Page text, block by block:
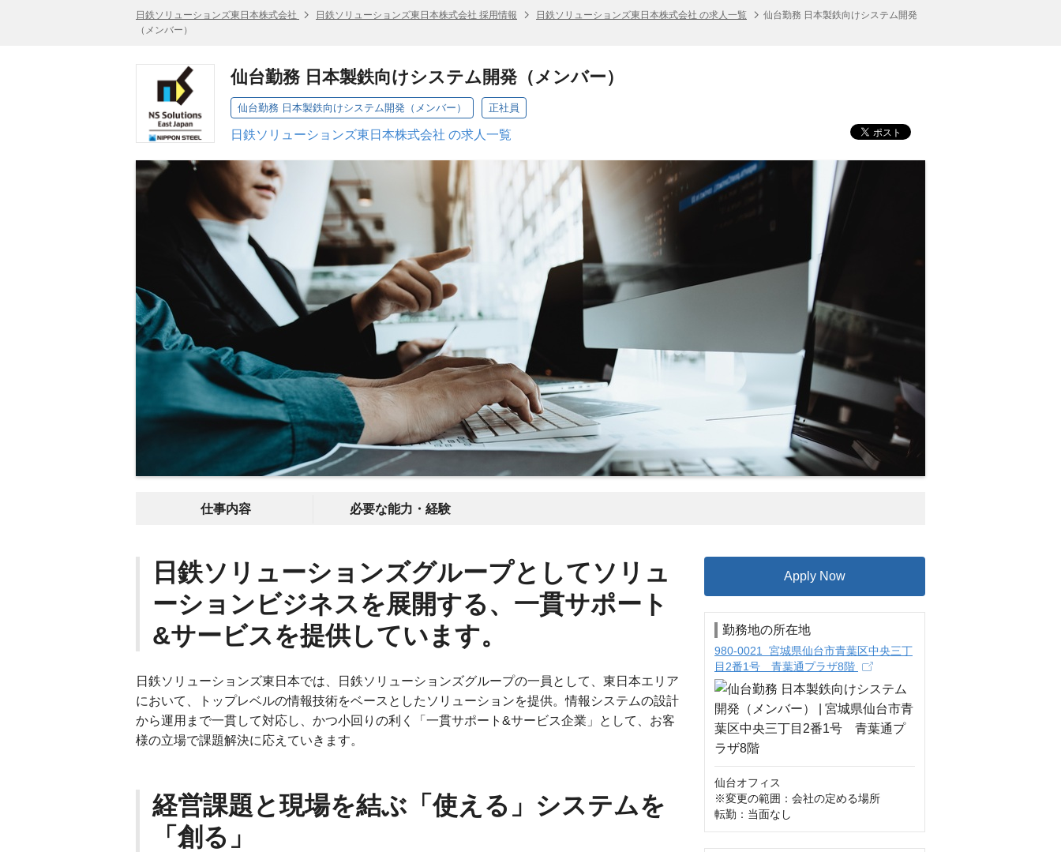
日鉄ソリューションズ東日本株式会社 日鉄ソリューションズ東日本株式会社 採用情報 日鉄ソリューションズ東日本株式会社 の求人一覧
仙台勤務 日本製鉄向けシステム開発
（メンバー）
仙台勤務 日本製鉄向けシステム開発（メンバー）
仙台勤務 日本製鉄向けシステム開発（メンバー） 正社員
日鉄ソリューションズ東日本株式会社 の求人一覧
仕事内容 必要な能力・経験
日鉄ソリューションズグループとしてソリュ
ーションビジネスを展開する、一貫サポート
&サービスを提供しています。
日鉄ソリューションズ東日本では、日鉄ソリューションズグループの一員として、東日本エリア
において、トップレベルの情報技術をベースとしたソリューションを提供。情報システムの設計
から運用まで一貫して対応し、かつ小回りの利く「一貫サポート&サービス企業」として、お客
様の立場で課題解決に応えていきます。
経営課題と現場を結ぶ「使える」システムを
「創る」
Apply Now
勤務地の所在地
980-0021 宮城県仙台市青葉区中央三丁
目2番1号 青葉通プラザ8階
仙台オフィス
※変更の範囲：会社の定める場所
転勤：当面なし